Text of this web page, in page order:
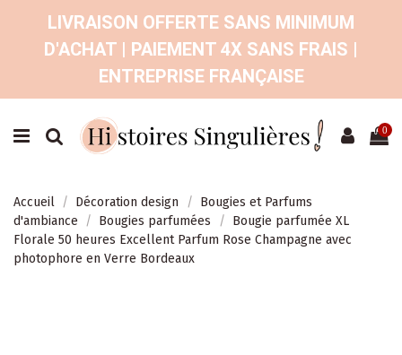
LIVRAISON OFFERTE SANS MINIMUM
D'ACHAT | PAIEMENT 4X SANS FRAIS |
ENTREPRISE FRANÇAISE
0
Accueil Décoration design
Bougies et Parfums
d'ambiance
Bougies parfumées
Bougie parfumée XL
Florale 50 heures Excellent Parfum Rose Champagne avec
photophore en Verre Bordeaux